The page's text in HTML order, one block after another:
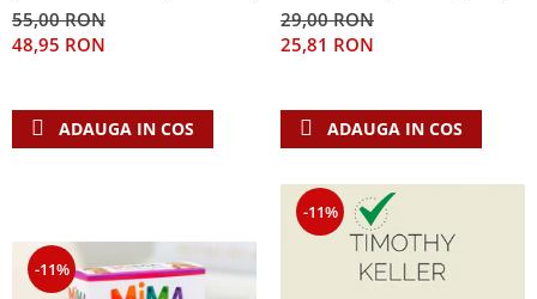
55,00 RON
48,95 RON
ADAUGA IN COS
29,00 RON
25,81 RON
ADAUGA IN COS
-11%
-11%